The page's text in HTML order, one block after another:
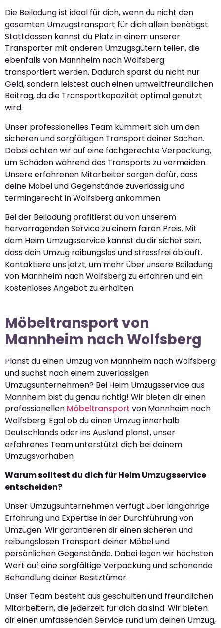
Die Beiladung ist ideal für dich, wenn du nicht den
gesamten Umzugstransport für dich allein benötigst.
Stattdessen kannst du Platz in einem unserer
Transporter mit anderen Umzugsgütern teilen, die
ebenfalls von Mannheim nach Wolfsberg
transportiert werden. Dadurch sparst du nicht nur
Geld, sondern leistest auch einen umweltfreundlichen
Beitrag, da die Transportkapazität optimal genutzt
wird.
Unser professionelles Team kümmert sich um den
sicheren und sorgfältigen Transport deiner Sachen.
Dabei achten wir auf eine fachgerechte Verpackung,
um Schäden während des Transports zu vermeiden.
Unsere erfahrenen Mitarbeiter sorgen dafür, dass
deine Möbel und Gegenstände zuverlässig und
termingerecht in Wolfsberg ankommen.
Bei der Beiladung profitierst du von unserem
hervorragenden Service zu einem fairen Preis. Mit
dem Heim Umzugsservice kannst du dir sicher sein,
dass dein Umzug reibungslos und stressfrei abläuft.
Kontaktiere uns jetzt, um mehr über unsere Beiladung
von Mannheim nach Wolfsberg zu erfahren und ein
kostenloses Angebot zu erhalten.
Möbeltransport von
Mannheim nach Wolfsberg
Planst du einen Umzug von Mannheim nach Wolfsberg
und suchst nach einem zuverlässigen
Umzugsunternehmen? Bei Heim Umzugsservice aus
Mannheim bist du genau richtig! Wir bieten dir einen
professionellen Möbeltransport von Mannheim nach
Wolfsberg. Egal ob du einen Umzug innerhalb
Deutschlands oder ins Ausland planst, unser
erfahrenes Team unterstützt dich bei deinem
Umzugsvorhaben.
Warum solltest du dich für Heim Umzugsservice
entscheiden?
Unser Umzugsunternehmen verfügt über langjährige
Erfahrung und Expertise in der Durchführung von
Umzügen. Wir garantieren dir einen sicheren und
reibungslosen Transport deiner Möbel und
persönlichen Gegenstände. Dabei legen wir höchsten
Wert auf eine sorgfältige Verpackung und schonende
Behandlung deiner Besitztümer.
Unser Team besteht aus geschulten und freundlichen
Mitarbeitern, die jederzeit für dich da sind. Wir bieten
dir einen umfassenden Service rund um deinen Umzug,